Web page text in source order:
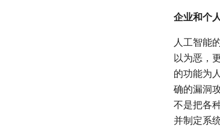
企业和个
人工智能
以为恶，
的功能为
确的漏洞
不是把各
并制定系